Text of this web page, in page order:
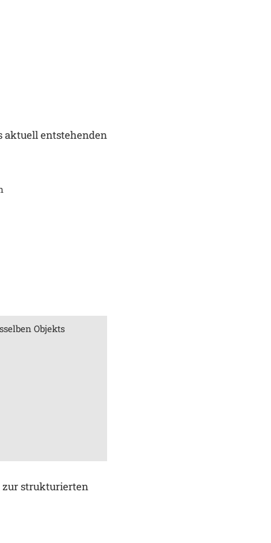
aktuell entstehenden
Objekts
zur strukturierten